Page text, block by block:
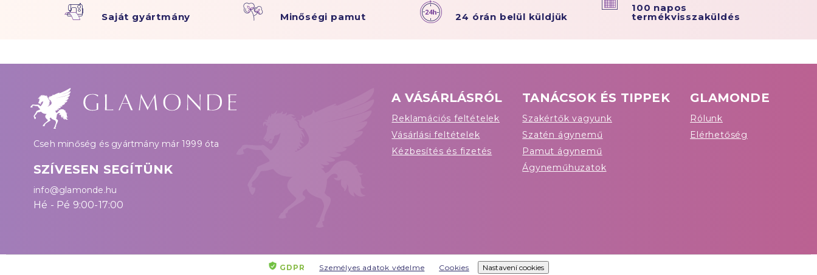
Saját gyártmány Minőségi pamut 24 órán belül küldjük
100 napos
termékvisszaküldés
Cseh minőség és gyártmány már 1999 óta
SZÍVESEN SEGÍTÜNK
info@glamonde.hu
Hé - Pé 9:00-17:00
A VÁSÁRLÁSRÓL
Reklamációs feltételek
Vásárlási feltételek
Kézbesítés és fizetés
TANÁCSOK ÉS TIPPEK
Szakértők vagyunk
Szatén ágynemű
Pamut ágynemű
Ágyneműhuzatok
GLAMONDE
Rólunk
Elérhetőség
GDPR Személyes adatok védelme Cookies Nastavení cookies